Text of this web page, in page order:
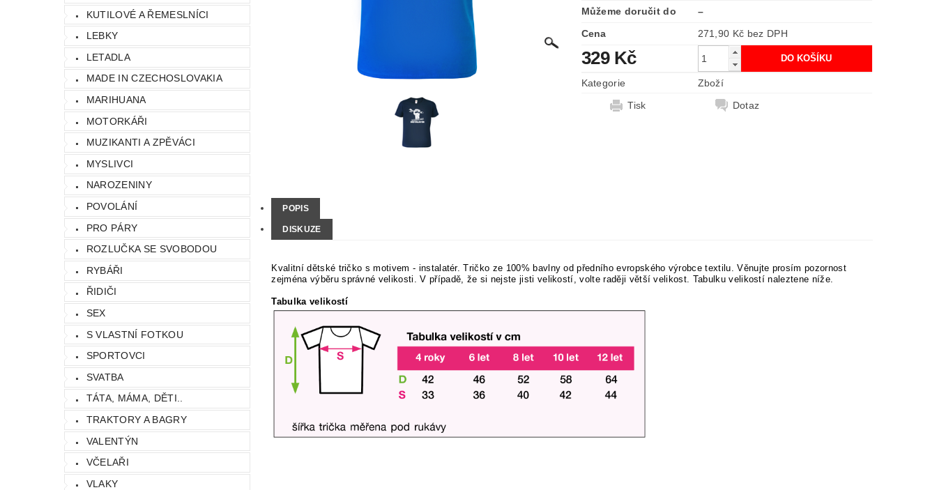
KUTILOVÉ A ŘEMESLNÍCI
LEBKY
LETADLA
MADE IN CZECHOSLOVAKIA
MARIHUANA
MOTORKÁŘI
MUZIKANTI A ZPĚVÁCI
MYSLIVCI
NAROZENINY
POVOLÁNÍ
PRO PÁRY
ROZLUČKA SE SVOBODOU
RYBÁŘI
ŘIDIČI
SEX
S VLASTNÍ FOTKOU
SPORTOVCI
SVATBA
TÁTA, MÁMA, DĚTI..
TRAKTORY A BAGRY
VALENTÝN
VČELAŘI
VLAKY
Můžeme doručit do
–
Cena
271,90 Kč bez DPH
329 Kč
Kategorie
Zboží
Tisk
Dotaz
POPIS
DISKUZE
Kvalitní dětské tričko s motivem - instalatér. Tričko ze 100% bavlny od předního evropského výrobce textilu. Věnujte prosím pozornost
zejména výběru správné velikosti. V případě, že si nejste jisti velikostí, volte raději větší velikost. Tabulku velikostí naleztene níže.
Tabulka velikostí